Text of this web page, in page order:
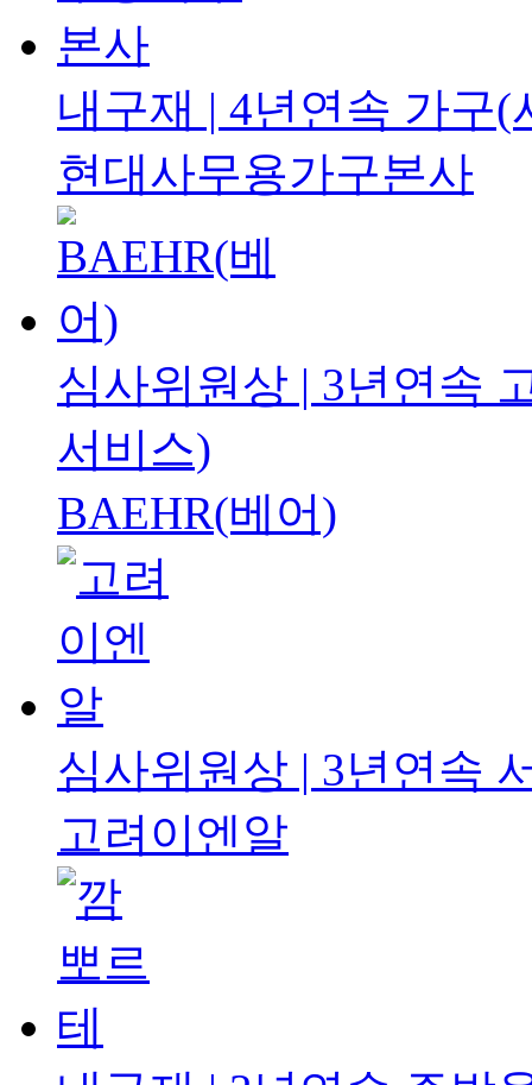
내구재 | 4년연속 가구(
현대사무용가구본사
심사위원상 | 3년연속
서비스)
BAEHR(베어)
심사위원상 | 3년연속
고려이엔알